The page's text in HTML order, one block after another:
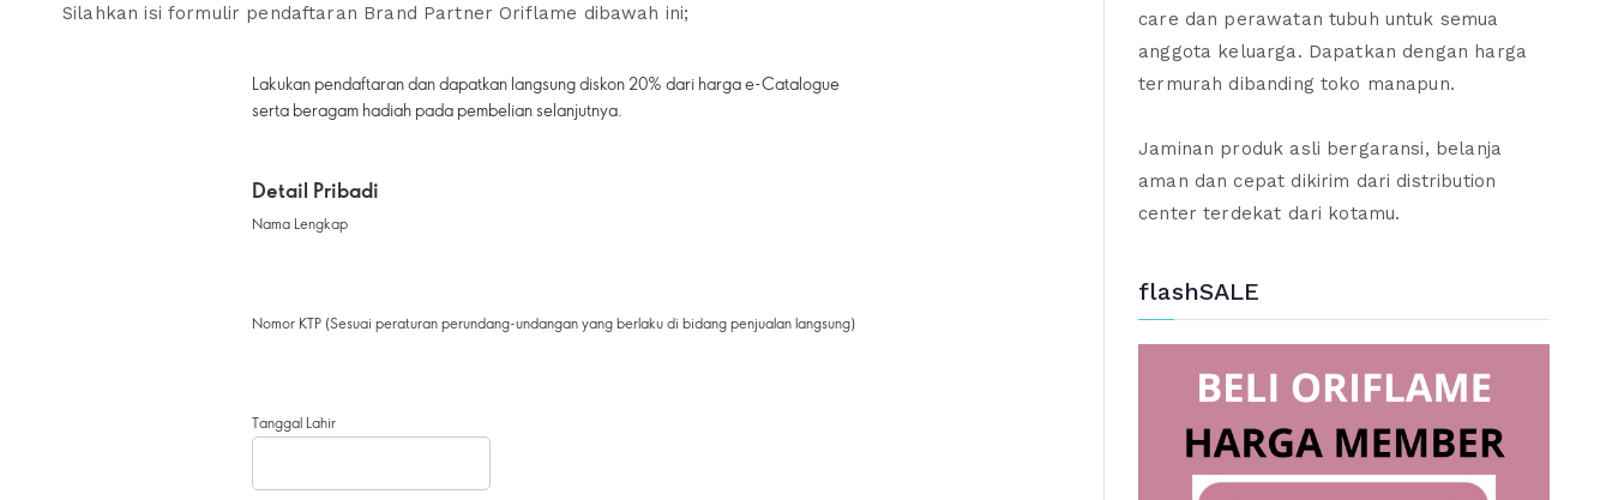
Silahkan isi formulir pendaftaran Brand Partner Oriflame dibawah ini;
care dan perawatan tubuh untuk semua
anggota keluarga. Dapatkan dengan harga
termurah dibanding toko manapun.
Jaminan produk asli bergaransi, belanja
aman dan cepat dikirim dari distribution
center terdekat dari kotamu.
flashSALE